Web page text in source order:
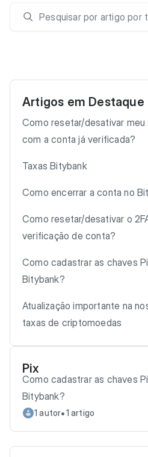
Artigos em Destaque
Como resetar/desativar meu
com a conta já verificada?
Taxas Bitybank
Como encerrar a conta no
Como resetar/desativar o
verificação de conta?
Como cadastrar as chaves
Bitybank?
Atualização importante na
taxas de criptomoedas
Pix
Como cadastrar as chaves
Bitybank?
1 autor•1 artigo